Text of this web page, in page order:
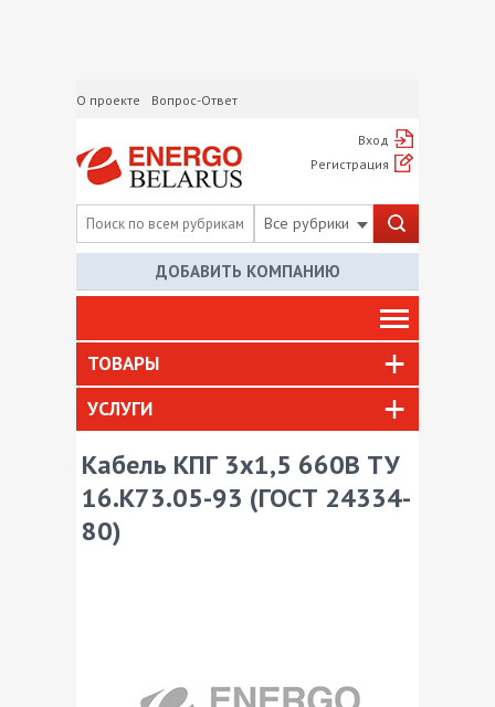
О проекте Вопрос-Ответ
Вход
Регистрация
Все рубрики
ДОБАВИТЬ КОМПАНИЮ
ТОВАРЫ
УСЛУГИ
Кабель КПГ 3х1,5 660В ТУ
16.К73.05-93 (ГОСТ 24334-
80)